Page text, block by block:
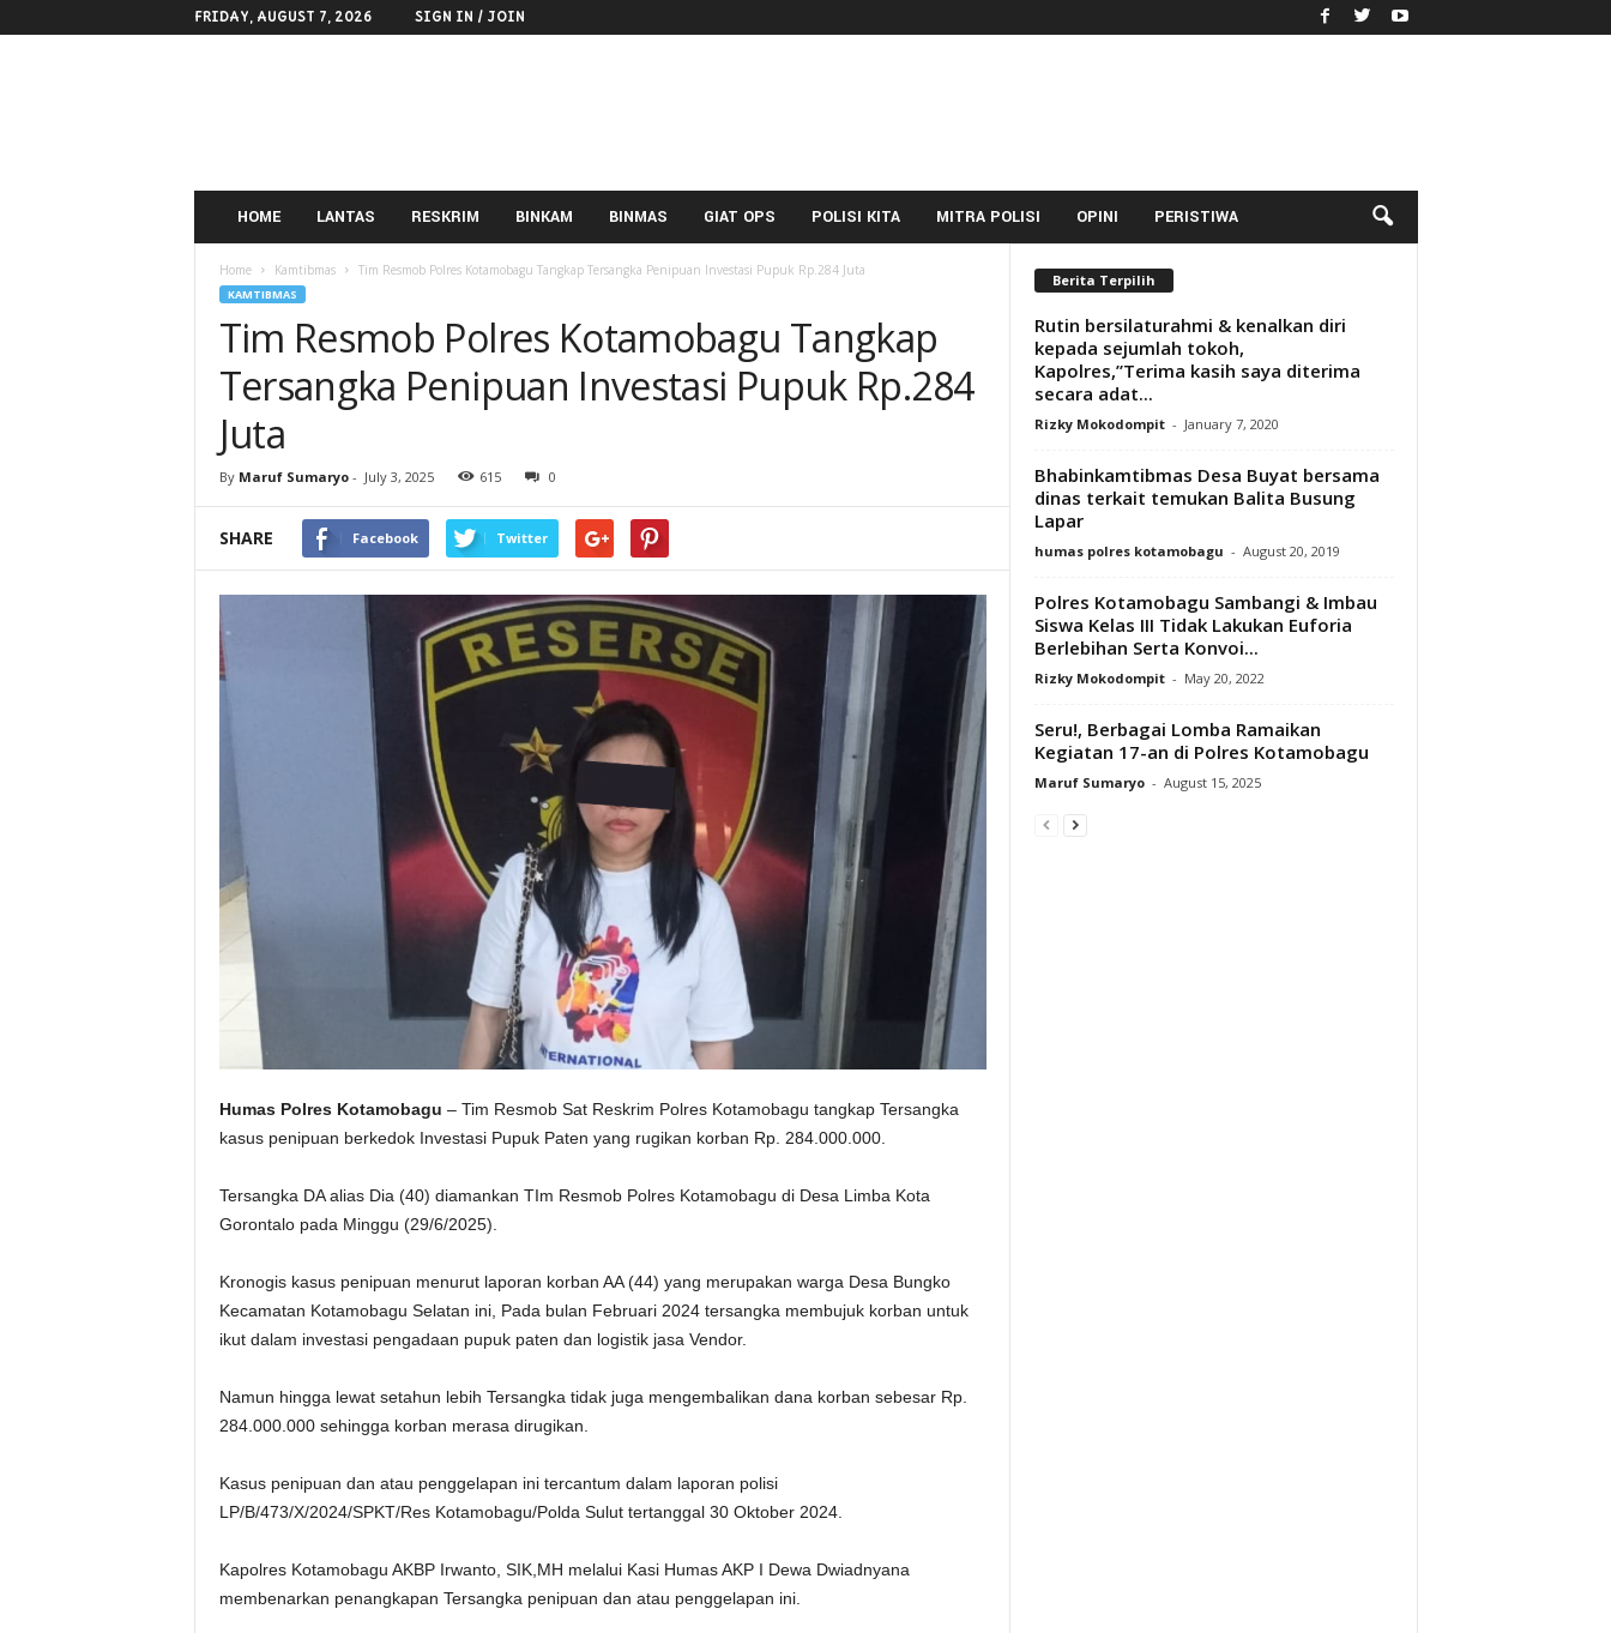
FRIDAY, AUGUST 7, 2026 SIGN IN / JOIN
HOME LANTAS RESKRIM BINKAM BINMAS GIAT OPS POLISI KITA MITRA POLISI OPINI PERISTIWA
Home Kamtibmas Tim Resmob Polres Kotamobagu Tangkap Tersangka Penipuan Investasi Pupuk Rp.284 Juta
KAMTIBMAS
Tim Resmob Polres Kotamobagu Tangkap
Tersangka Penipuan Investasi Pupuk Rp.284
Juta
By Maruf Sumaryo- July 3, 2025 615 0
SHARE Facebook Twitter
Humas Polres Kotamobagu – Tim Resmob Sat Reskrim Polres Kotamobagu tangkap Tersangka
kasus penipuan berkedok Investasi Pupuk Paten yang rugikan korban Rp. 284.000.000.
Tersangka DA alias Dia (40) diamankan TIm Resmob Polres Kotamobagu di Desa Limba Kota
Gorontalo pada Minggu (29/6/2025).
Kronogis kasus penipuan menurut laporan korban AA (44) yang merupakan warga Desa Bungko
Kecamatan Kotamobagu Selatan ini, Pada bulan Februari 2024 tersangka membujuk korban untuk
ikut dalam investasi pengadaan pupuk paten dan logistik jasa Vendor.
Namun hingga lewat setahun lebih Tersangka tidak juga mengembalikan dana korban sebesar Rp.
284.000.000 sehingga korban merasa dirugikan.
Kasus penipuan dan atau penggelapan ini tercantum dalam laporan polisi
LP/B/473/X/2024/SPKT/Res Kotamobagu/Polda Sulut tertanggal 30 Oktober 2024.
Kapolres Kotamobagu AKBP Irwanto, SIK,MH melalui Kasi Humas AKP I Dewa Dwiadnyana
membenarkan penangkapan Tersangka penipuan dan atau penggelapan ini.
Berita Terpilih
Rutin bersilaturahmi & kenalkan diri
kepada sejumlah tokoh,
Kapolres,”Terima kasih saya diterima
secara adat...
Rizky Mokodompit - January 7, 2020
Bhabinkamtibmas Desa Buyat bersama
dinas terkait temukan Balita Busung
Lapar
humas polres kotamobagu - August 20, 2019
Polres Kotamobagu Sambangi & Imbau
Siswa Kelas III Tidak Lakukan Euforia
Berlebihan Serta Konvoi...
Rizky Mokodompit - May 20, 2022
Seru!, Berbagai Lomba Ramaikan
Kegiatan 17-an di Polres Kotamobagu
Maruf Sumaryo - August 15, 2025